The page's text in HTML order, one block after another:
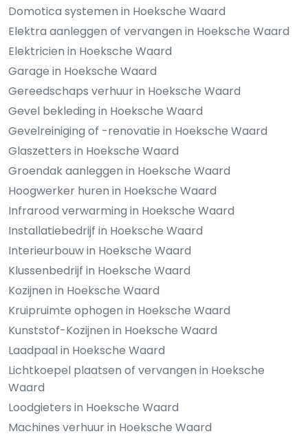
Domotica systemen in Hoeksche Waard
Elektra aanleggen of vervangen in Hoeksche Waard
Elektricien in Hoeksche Waard
Garage in Hoeksche Waard
Gereedschaps verhuur in Hoeksche Waard
Gevel bekleding in Hoeksche Waard
Gevelreiniging of -renovatie in Hoeksche Waard
Glaszetters in Hoeksche Waard
Groendak aanleggen in Hoeksche Waard
Hoogwerker huren in Hoeksche Waard
Infrarood verwarming in Hoeksche Waard
Installatiebedrijf in Hoeksche Waard
Interieurbouw in Hoeksche Waard
Klussenbedrijf in Hoeksche Waard
Kozijnen in Hoeksche Waard
Kruipruimte ophogen in Hoeksche Waard
Kunststof-Kozijnen in Hoeksche Waard
Laadpaal in Hoeksche Waard
Lichtkoepel plaatsen of vervangen in Hoeksche
Waard
Loodgieters in Hoeksche Waard
Machines verhuur in Hoeksche Waard